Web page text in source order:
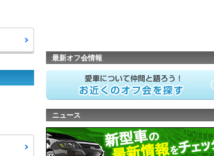
最新オフ会情報
ニュース